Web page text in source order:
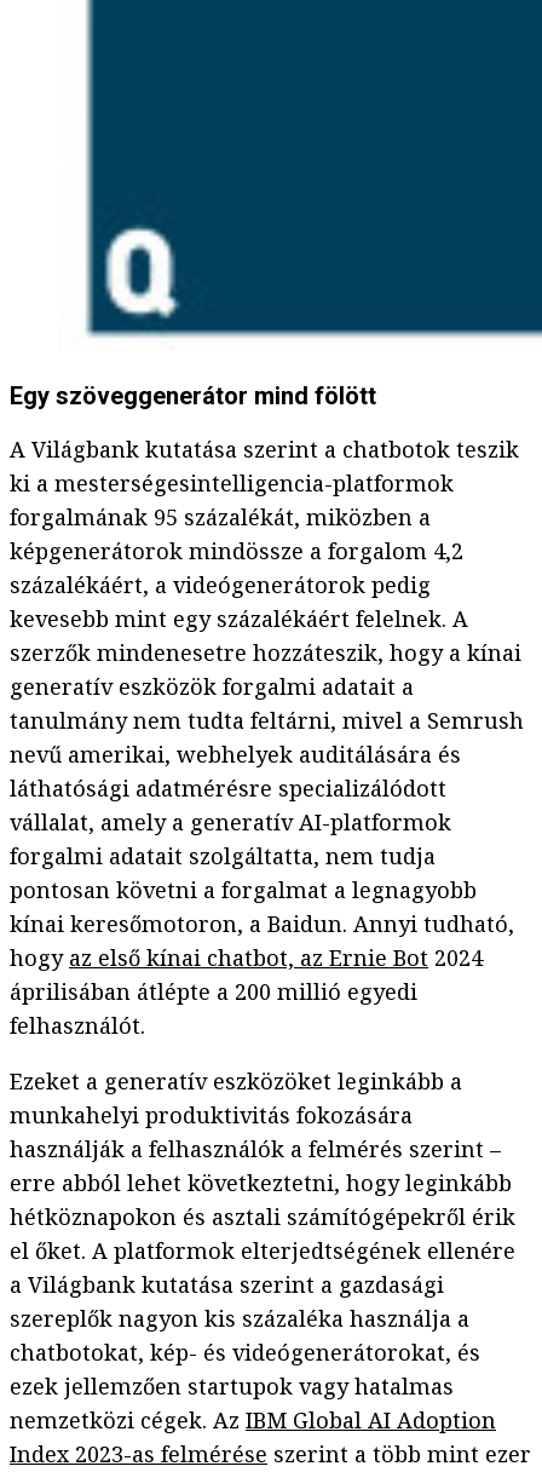
Egy szöveggenerátor mind fölött
A Világbank kutatása szerint a chatbotok teszik
ki a mesterségesintelligencia-platformok
forgalmának 95 százalékát, miközben a
képgenerátorok mindössze a forgalom 4,2
százalékáért, a videógenerátorok pedig
kevesebb mint egy százalékáért felelnek. A
szerzők mindenesetre hozzáteszik, hogy a kínai
generatív eszközök forgalmi adatait a
tanulmány nem tudta feltárni, mivel a Semrush
nevű amerikai, webhelyek auditálására és
láthatósági adatmérésre specializálódott
vállalat, amely a generatív AI-platformok
forgalmi adatait szolgáltatta, nem tudja
pontosan követni a forgalmat a legnagyobb
kínai keresőmotoron, a Baidun. Annyi tudható,
hogy az első kínai chatbot, az Ernie Bot 2024
áprilisában átlépte a 200 millió egyedi
felhasználót.
Ezeket a generatív eszközöket leginkább a
munkahelyi produktivitás fokozására
használják a felhasználók a felmérés szerint –
erre abból lehet következtetni, hogy leginkább
hétköznapokon és asztali számítógépekről érik
el őket. A platformok elterjedtségének ellenére
a Világbank kutatása szerint a gazdasági
szereplők nagyon kis százaléka használja a
chatbotokat, kép- és videógenerátorokat, és
ezek jellemzően startupok vagy hatalmas
nemzetközi cégek. Az IBM Global AI Adoption
Index 2023-as felmérése szerint a több mint ezer